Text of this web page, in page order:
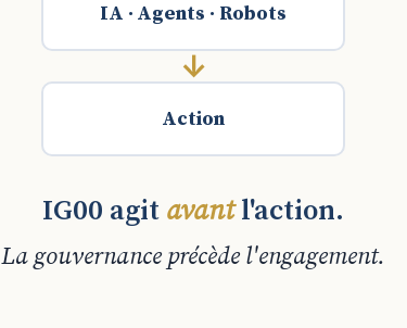
IA · Agents · Robots
↓
Action
IG00 agit avantl'action.
La gouvernance précède l'engagement.